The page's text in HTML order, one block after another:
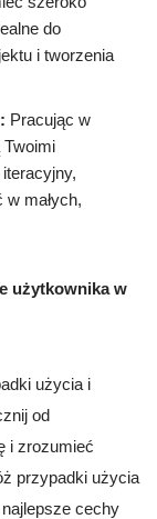
do
i tworzenia
Pracując w
małych,
użytkownika w
użycia i
od
i zrozumieć
przypadki użycia
cechy